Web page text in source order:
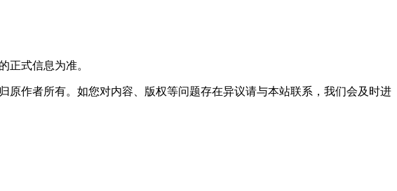
正式信息为准。
原作者所有。如您对内容、版权等问题存在异议请与本站联系，我们会及时进